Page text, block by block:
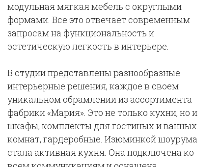
модульная мягкая мебель с округлыми
формами. Все это отвечает современным
запросам на функциональность и
эстетическую легкость в интерьере.
В студии представлены разнообразные
интерьерные решения, каждое в своем
уникальном обрамлении из ассортимента
фабрики «Мария». Это не только кухни, но и
шкафы, комплекты для гостиных и ванных
комнат, гардеробные. Изюминкой шоурума
стала активная кухня. Она подключена ко